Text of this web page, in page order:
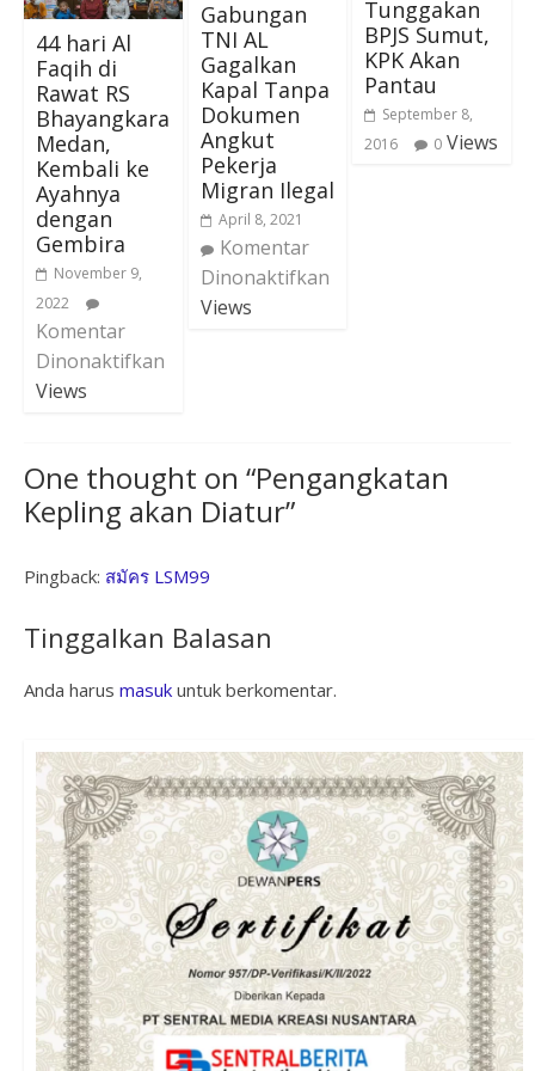
44 hari Al
Faqih di
Rawat RS
Bhayangkara
Medan,
Kembali ke
Ayahnya
dengan
Gembira
November 9,
2022
Komentar
Dinonaktifkan
Views
Gabungan
TNI AL
Gagalkan
Kapal Tanpa
Dokumen
Angkut
Pekerja
Migran Ilegal
April 8, 2021
Komentar
Dinonaktifkan
Views
Tunggakan
BPJS Sumut,
KPK Akan
Pantau
September 8,
2016
0 Views
One thought on “Pengangkatan
Kepling akan Diatur”
Pingback: สมัคร LSM99
Tinggalkan Balasan
Anda harus masukuntuk berkomentar.